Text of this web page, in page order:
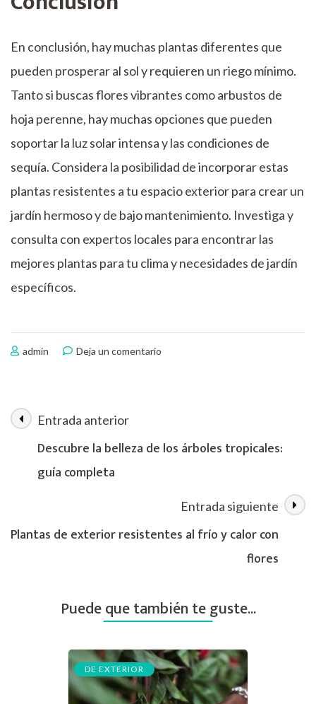
En conclusión, hay muchas plantas diferentes que
pueden prosperar al sol y requieren un riego mínimo.
Tanto si buscas flores vibrantes como arbustos de
hoja perenne, hay muchas opciones que pueden
soportar la luz solar intensa y las condiciones de
sequía. Considera la posibilidad de incorporar estas
plantas resistentes a tu espacio exterior para crear un
jardín hermoso y de bajo mantenimiento. Investiga y
consulta con expertos locales para encontrar las
mejores plantas para tu clima y necesidades de jardín
específicos.
admin Deja un comentario
y
Navegación
entradas
Entrada anterior
Descubre la belleza de los árboles tropicales:
guía completa
Entrada siguiente
Plantas de exterior resistentes al frío y calor con
flores
Puede que también te guste...
DE EXTERIOR